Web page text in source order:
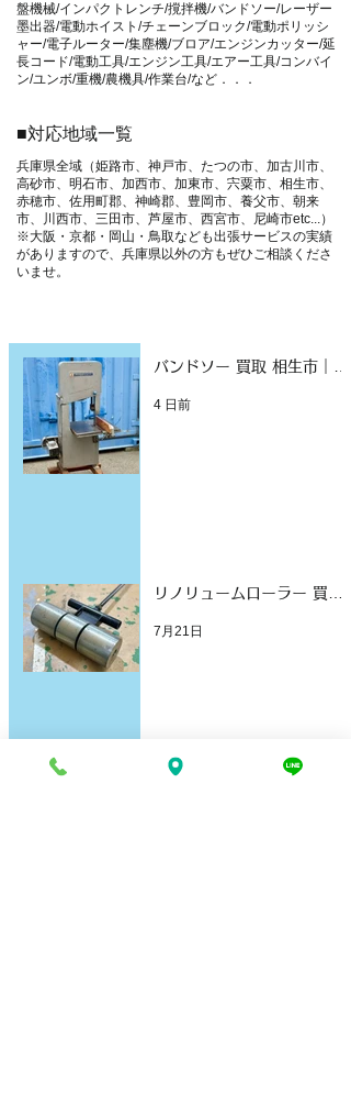
盤機械/インパクトレンチ/撹拌機/バンドソー/レーザー
墨出器/電動ホイスト/チェーンブロック/電動ポリッシ
ャー/電子ルーター/集塵機/ブロア/エンジンカッター/延
長コード/電動工具/エンジン工具/エアー工具/コンバイ
ン/ユンボ/重機/農機具/作業台/など．．．
■対応地域一覧
兵庫県全域（姫路市、神戸市、たつの市、加古川市、
高砂市、明石市、加西市、加東市、宍粟市、相生市、
赤穂市、佐用町郡、神崎郡、豊岡市、養父市、朝来
市、川西市、三田市、芦屋市、西宮市、尼崎市etc...）
※大阪・京都・岡山・鳥取なども出張サービスの実績
がありますので、兵庫県以外の方もぜひご相談くださ
いませ。
バンドソー 買取 相生市｜姫
4 日前
リノリュームローラー 買取
7月21日